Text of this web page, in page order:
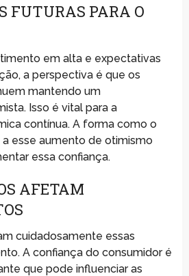
FUTURAS PARA O
em alta e expectativas
a perspectiva é que os
mantendo um
Isso é vital para a
contínua. A forma como o
esse aumento de otimismo
essa confiança.
AFETAM
cuidadosamente essas
A confiança do consumidor é
que pode influenciar as